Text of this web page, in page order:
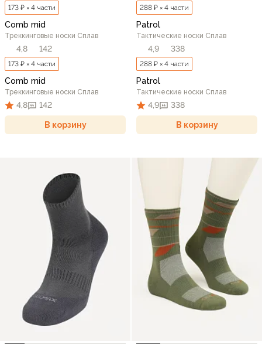
173 ₽ × 4 части
Comb mid
Треккинговые носки Сплав
4,8 142
173 ₽ × 4 части
Comb mid
Треккинговые носки Сплав
4,8 142
В корзину
288 ₽ × 4 части
Patrol
Тактические носки Сплав
4,9 338
288 ₽ × 4 части
Patrol
Тактические носки Сплав
4,9 338
В корзину